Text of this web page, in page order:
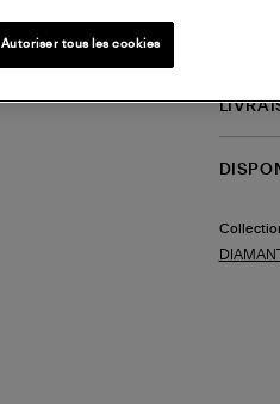
Autoriser tous les cookies